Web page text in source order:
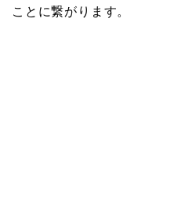
ことに繋がります。